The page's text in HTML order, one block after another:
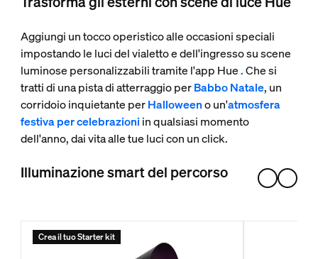
Aggiungi un tocco operistico alle occasioni speciali
impostando le luci del vialetto e dell'ingresso su scene
luminose personalizzabili tramite l'app Hue.Che si
tratti di una pista di atterraggio perBabbo Natale, un
corridoio inquietante perHalloweeno un'atmosfera
festiva per celebrazioni in qualsiasi momento
dell'anno, dai vita alle tue luci con un click.
Illuminazione smart del percorso
Crea il tuo Starter kit